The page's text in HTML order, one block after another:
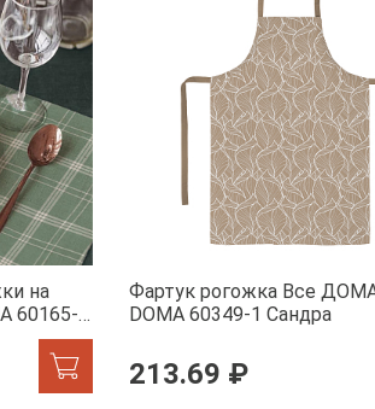
на
60165-1
Фартук рогожка Все
DOMA 60349-1 Сандра
213.69 ₽